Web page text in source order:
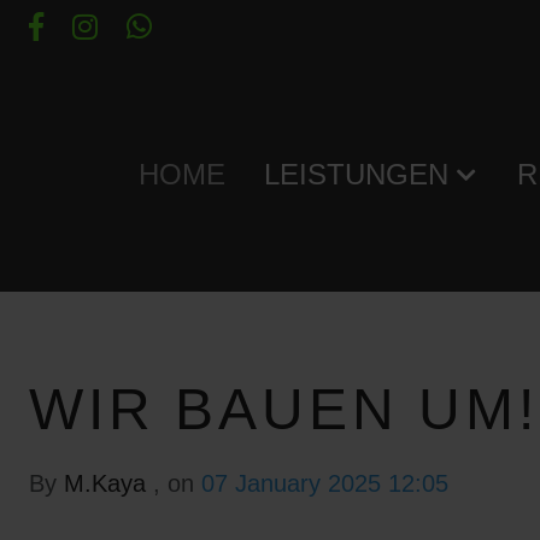
HOME LEISTUNGEN
WIR BAUEN UM!
By M.Kaya , on 07 January 2025 12:05